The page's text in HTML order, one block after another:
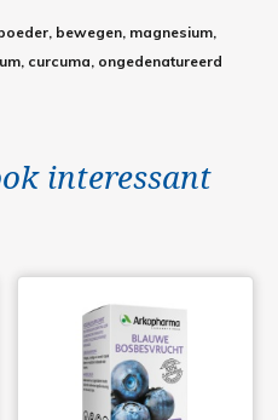
bewegen, magnesium,
curcuma, ongedenatureerd
interessant